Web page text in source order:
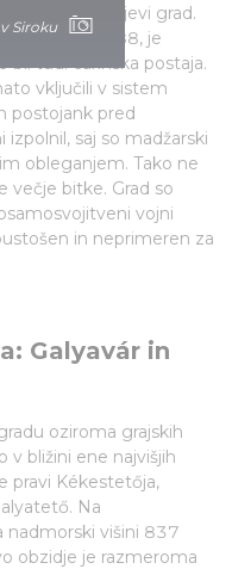
Siroku
v kraljevi grad.
od leta 1388, je
bil tudi carinska postaja.
vključili v sistem
postojank pred
saj so madžarski
obleganjem. Tako ne
večje bitke. Grad so
vojni
in neprimeren za
Galyavár in
oziroma grajskih
v bližini ene najvišjih
pravi Kékestetőja,
Na
nadmorski višini 837
obzidje je razmeroma